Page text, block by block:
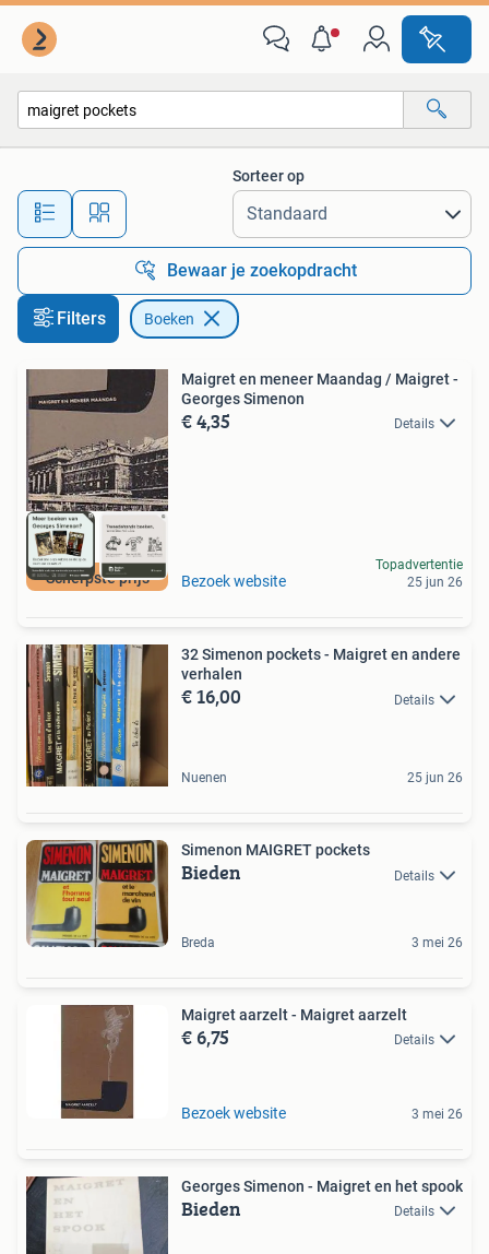
Alle afstanden…
Sorteer op
Bewaar je zoekopdracht
Filters Boeken
Scherpste prijs
Maigret en meneer Maandag / Maigret -
Georges Simenon
€ 4,35 Details
Bezoek website
Topadvertentie
25 jun 26
32 Simenon pockets - Maigret en andere
verhalen
€ 16,00 Details
Nuenen 25 jun 26
Simenon MAIGRET pockets
Bieden Details
Breda 3 mei 26
Maigret aarzelt - Maigret aarzelt
€ 6,75 Details
Bezoek website 3 mei 26
Georges Simenon - Maigret en het spook
Bieden Details